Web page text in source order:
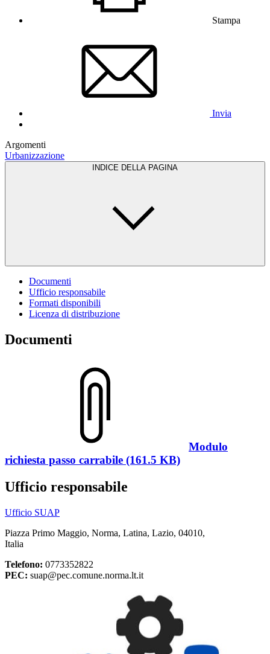
Stampa
Invia
Argomenti
Urbanizzazione
INDICE DELLA PAGINA
Documenti
Ufficio responsabile
Formati disponibili
Licenza di distribuzione
Documenti
Modulo
richiesta passo carrabile (161.5 KB)
Ufficio responsabile
Ufficio SUAP
Piazza Primo Maggio, Norma, Latina, Lazio, 04010,
Italia
Telefono: 0773352822
PEC: suap@pec.comune.norma.lt.it